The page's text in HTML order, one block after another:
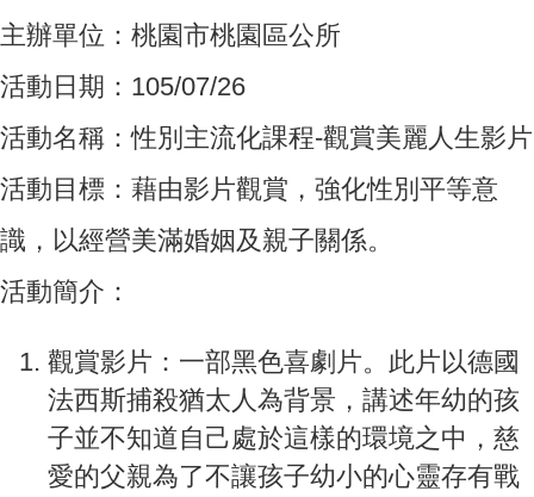
主辦單位：桃園市桃園區公所
活動日期：105/07/26
活動名稱：性別主流化課程-觀賞美麗人生影片
活動目標：藉由影片觀賞，強化性別平等意
識，以經營美滿婚姻及親子關係。
活動簡介：
觀賞影片：一部黑色喜劇片。此片以德國
法西斯捕殺猶太人為背景，講述年幼的孩
子並不知道自己處於這樣的環境之中，慈
愛的父親為了不讓孩子幼小的心靈存有戰